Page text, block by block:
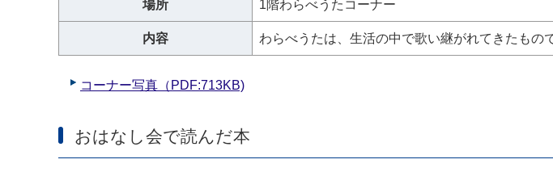
場所 1階わらべうたコーナー
内容 わらべうたは、生活の中で歌い継がれてきたもの
コーナー写真（PDF:713KB)
おはなし会で読んだ本